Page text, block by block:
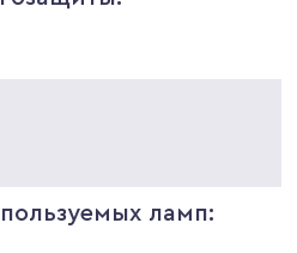
ламп: